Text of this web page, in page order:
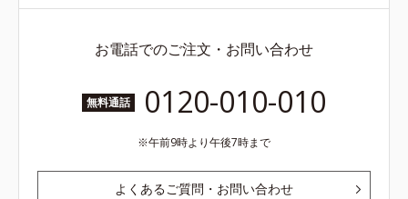
お電話でのご注文・お問い合わせ
無料通話 0120-010-010
午前9時より午後7時まで
よくあるご質問・お問い合わせ